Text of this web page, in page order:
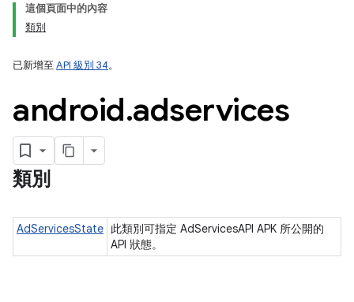
這個頁面中的內容
類別
已新增至 API 級別 34。
android.adservices
類別
AdServicesState 此類別可指定 AdServicesAPI APK 所公開的
API 狀態。